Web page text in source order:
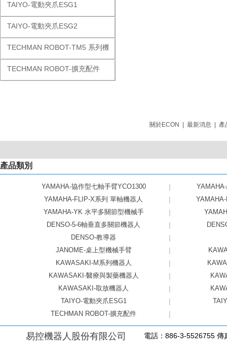
TAIYO-電動夾爪ESG1
TAIYO-電動夾爪ESG2
TECHMAN ROBOT-TM5 系列機器人
TECHMAN ROBOT-擴充配件
關於ECON 最新消息 產
產品類別
YAMAHA-協作型七軸手臂YCO1300 |
YAMAHA-FLIP-X系列 單軸機器人
|
YAMAHA-YK 水平多關節型機械手
|
DENSO-5-6軸垂直多關節機器人
|
DENSO-教導器
|
JANOME-桌上型機械手臂
|
KAWASAKI-M系列機器人
|
KAWASAKI-醫療與製藥機器人
|
KAWASAKI-取放機器人
|
TAIYO-電動夾爪ESG1
|
TECHMAN ROBOT-擴充配件
|
易控機器人股份有限公司 電話：886-3-5526755